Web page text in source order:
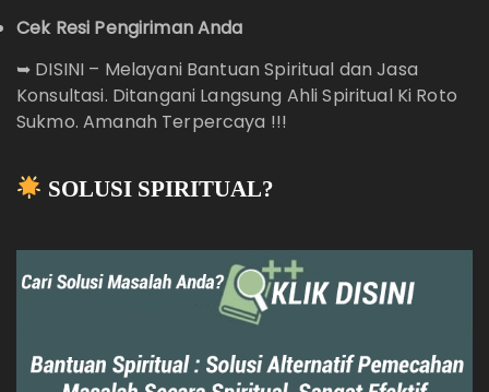
Cek Resi Pengiriman Anda
➥ DISINI – Melayani Bantuan Spiritual dan Jasa
Konsultasi. Ditangani Langsung Ahli Spiritual Ki Roto
Sukmo. Amanah Terpercaya !!!
SOLUSI SPIRITUAL?